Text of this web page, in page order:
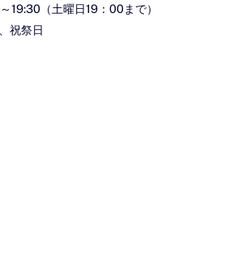
19:30（土曜日19：00まで）
祝祭日